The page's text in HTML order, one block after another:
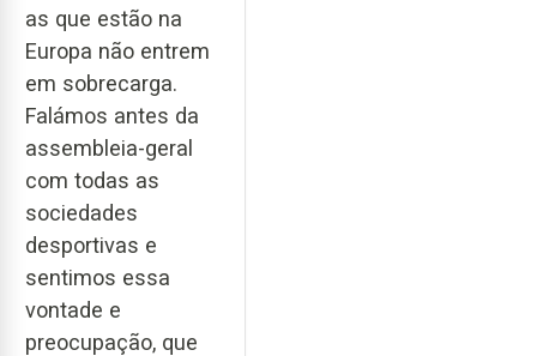
as que estão na
Europa não entrem
em sobrecarga.
Falámos antes da
assembleia-geral
com todas as
sociedades
desportivas e
sentimos essa
vontade e
preocupação, que